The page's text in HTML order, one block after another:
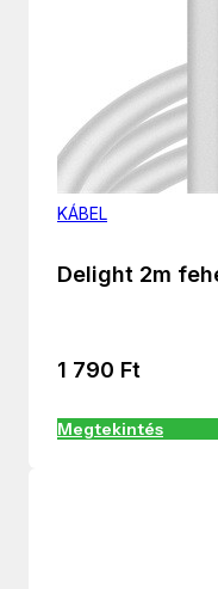
KÁBEL
Delight 2m
1 790 Ft
Megtekintés